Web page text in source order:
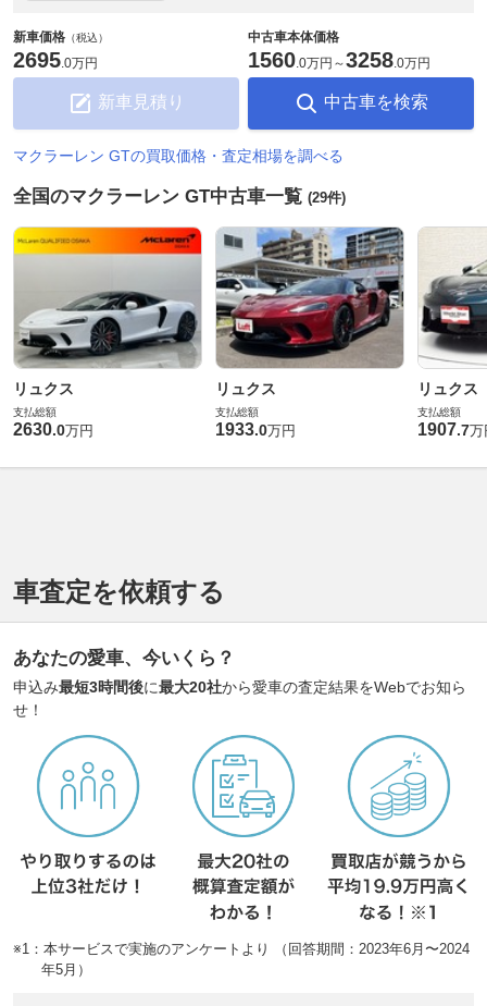
新車価格 （税込）
2695 0万円
新車見積り
中古車本体価格
1560 0万円 ～3258 0万円
中古車を検索
マクラーレン GTの買取価格・査定相場を調べる
全国のマクラーレン GT中古車一覧 (29件)
リュクス
支払総額
2630.0万円
リュクス
支払総額
1933.0万円
リュクス
支払総額
1907.7万
車査定を依頼する
あなたの愛車、今いくら？
申込み最短3時間後に最大20社から愛車の査定結果をWebでお知ら
せ！
※1：本サービスで実施のアンケートより （回答期間：2023年6月〜2024
年5月）